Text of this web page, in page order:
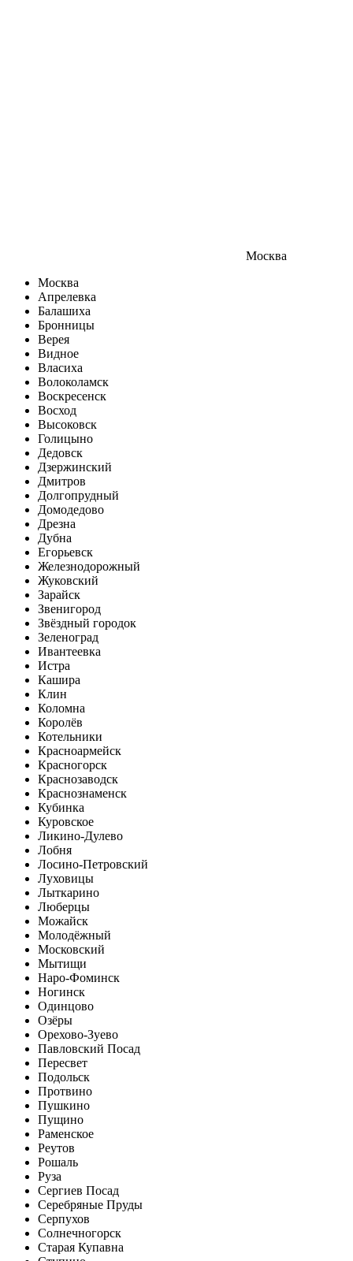
Москва
Москва
Апрелевка
Балашиха
Бронницы
Верея
Видное
Власиха
Волоколамск
Воскресенск
Восход
Высоковск
Голицыно
Дедовск
Дзержинский
Дмитров
Долгопрудный
Домодедово
Дрезна
Дубна
Егорьевск
Железнодорожный
Жуковский
Зарайск
Звенигород
Звёздный городок
Зеленоград
Ивантеевка
Истра
Кашира
Клин
Коломна
Королёв
Котельники
Красноармейск
Красногорск
Краснозаводск
Краснознаменск
Кубинка
Куровское
Ликино-Дулево
Лобня
Лосино-Петровский
Луховицы
Лыткарино
Люберцы
Можайск
Молодёжный
Московский
Мытищи
Наро-Фоминск
Ногинск
Одинцово
Озёры
Орехово-Зуево
Павловский Посад
Пересвет
Подольск
Протвино
Пушкино
Пущино
Раменское
Реутов
Рошаль
Руза
Сергиев Посад
Серебряные Пруды
Серпухов
Солнечногорск
Старая Купавна